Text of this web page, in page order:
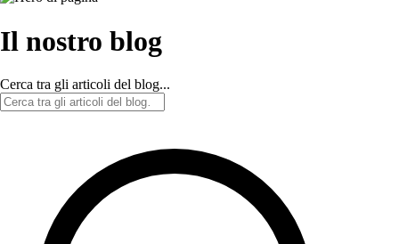
Il nostro blog
Cerca tra gli articoli del blog...